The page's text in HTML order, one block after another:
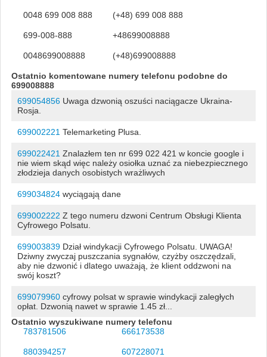
0048 699 008 888 (+48) 699 008 888
699-008-888 +48699008888
0048699008888 (+48)699008888
Ostatnio komentowane numery telefonu podobne do
699008888
699054856Uwaga dzwonią oszuści naciągacze Ukraina-
Rosja.
699002221 Telemarketing Plusa.
699022421 Znalazłem ten nr 699 022 421 w koncie google i
nie wiem skąd więc należy osiołka uznać za niebezpiecznego
złodzieja danych osobistych wrażliwych
699034824wyciągają dane
699002222 Z tego numeru dzwoni Centrum Obsługi Klienta
Cyfrowego Polsatu.
699003839Dział windykacji Cyfrowego Polsatu. UWAGA!
Dziwny zwyczaj puszczania sygnałów, czyżby oszczędzali,
aby nie dzwonić i dlatego uważają, że klient oddzwoni na
swój koszt?
699079960cyfrowy polsat w sprawie windykacji zaległych
opłat. Dzwonią nawet w sprawie 1.45 zł...
Ostatnio wyszukiwane numery telefonu
783781506
666173538
880394257 607228071